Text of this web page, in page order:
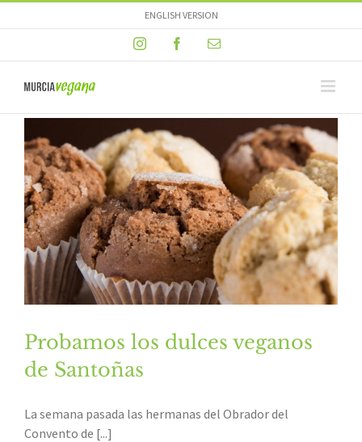
to
ENGLISH VERSION
InstagramFacebookEmail
Probamos los dulces veganos
de Santoñas
La semana pasada las hermanas del Obrador del
Convento de [...]